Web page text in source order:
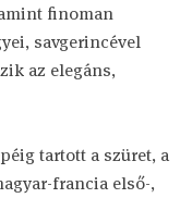
finoman
savgerincével
az elegáns,
tartott a szüret, a
francia első-,